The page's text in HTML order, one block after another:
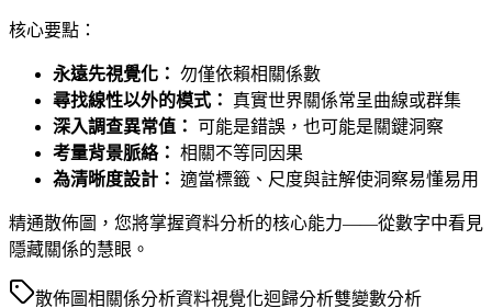
核心要點：
永遠先視覺化： 勿僅依賴相關係數
尋找線性以外的模式：
真實世界關係常呈曲線或群集
深入調查異常值：
可能是錯誤，也可能是關鍵洞察
考量背景脈絡： 相關不等同因果
為清晰度設計： 適當標籤、尺度與註解使洞察易懂易用
精通散佈圖，您將掌握資料分析的核心能力——從數字中看見
隱藏關係的慧眼。
散佈圖相關係分析資料視覺化迴歸分析雙變數分析